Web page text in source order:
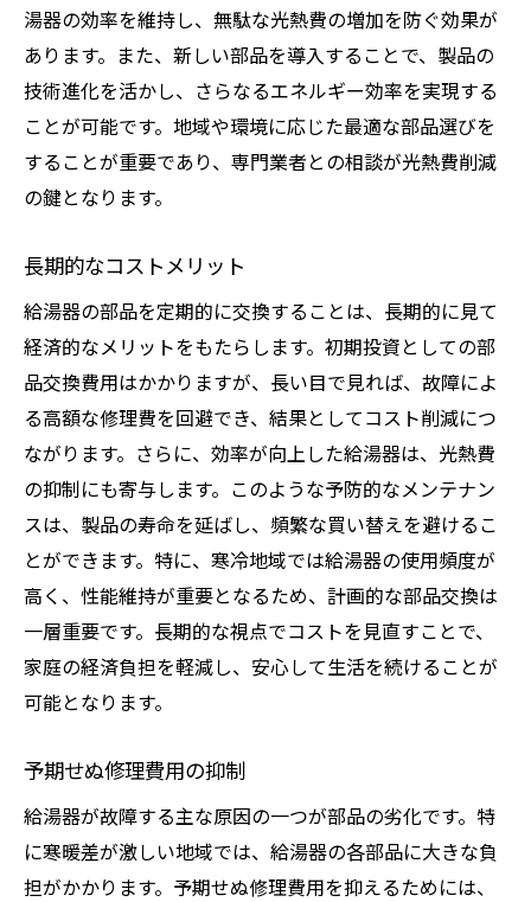
湯器の効率を維持し、無駄な光熱費の増加を防ぐ効果が
あります。また、新しい部品を導入することで、製品の
技術進化を活かし、さらなるエネルギー効率を実現する
ことが可能です。地域や環境に応じた最適な部品選びを
することが重要であり、専門業者との相談が光熱費削減
の鍵となります。
長期的なコストメリット
給湯器の部品を定期的に交換することは、長期的に見て
経済的なメリットをもたらします。初期投資としての部
品交換費用はかかりますが、長い目で見れば、故障によ
る高額な修理費を回避でき、結果としてコスト削減につ
ながります。さらに、効率が向上した給湯器は、光熱費
の抑制にも寄与します。このような予防的なメンテナン
スは、製品の寿命を延ばし、頻繁な買い替えを避けるこ
とができます。特に、寒冷地域では給湯器の使用頻度が
高く、性能維持が重要となるため、計画的な部品交換は
一層重要です。長期的な視点でコストを見直すことで、
家庭の経済負担を軽減し、安心して生活を続けることが
可能となります。
予期せぬ修理費用の抑制
給湯器が故障する主な原因の一つが部品の劣化です。特
に寒暖差が激しい地域では、給湯器の各部品に大きな負
担がかかります。予期せぬ修理費用を抑えるためには、